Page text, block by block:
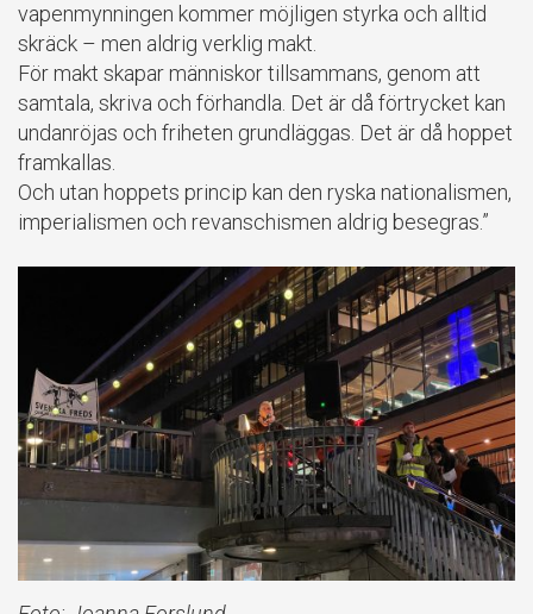
vapenmynningen kommer möjligen styrka och alltid
skräck – men aldrig verklig makt.
För makt skapar människor tillsammans, genom att
samtala, skriva och förhandla. Det är då förtrycket kan
undanröjas och friheten grundläggas. Det är då hoppet
framkallas.
Och utan hoppets princip kan den ryska nationalismen,
imperialismen och revanschismen aldrig besegras.”